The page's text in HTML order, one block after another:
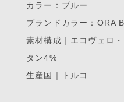
カラー：ブルー
ブランドカラー：ORA
素材構成｜エコヴェロ
タン4%
生産国｜トルコ